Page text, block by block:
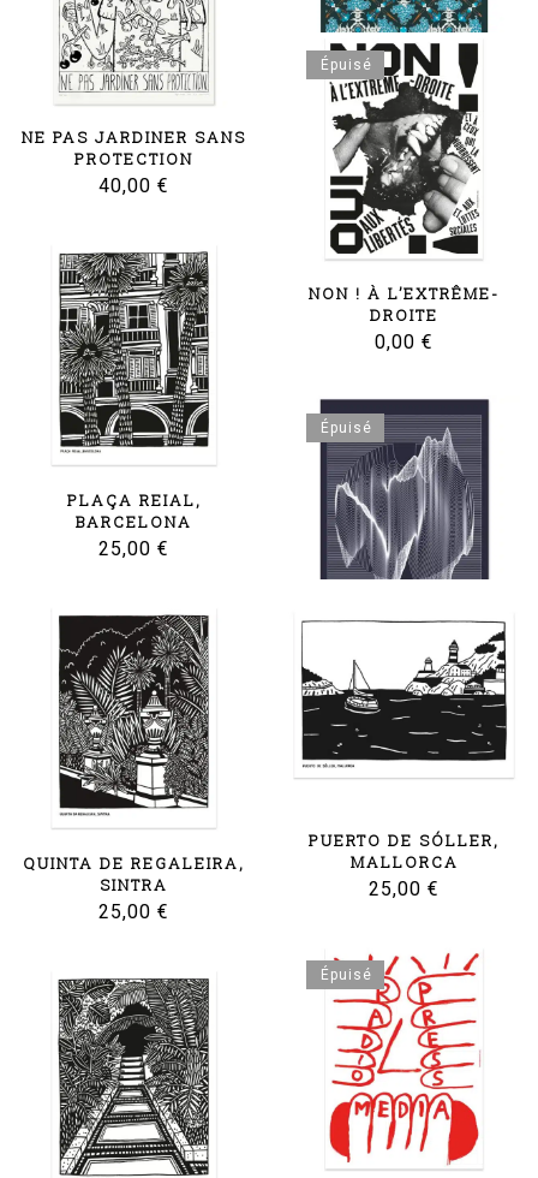
MYOSOTIS
28,00€
NE PAS JARDINER SANS
PROTECTION
40,00 €
Épuisé
NON ! À L’EXTRÊME-
DROITE
0,00 €
PLAÇA REIAL,
BARCELONA
25,00 €
Épuisé
PLANET
60,00€
PUERTO DE SÓLLER,
MALLORCA
25,00 €
QUINTA DE REGALEIRA,
SINTRA
25,00 €
Épuisé